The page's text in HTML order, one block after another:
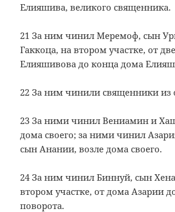
Елияшива, великого священника.
21 За ним чинил Меремоф, сын
Гаккоца, на втором участке, от
Елияшивова до конца дома
22 За ним чинили священники из
23 За ними чинил Вениамин и
дома своего; за ними чинил
сын Анании, возле дома своего.
24 За ним чинил Биннуй, сын
втором участке, от дома Азарии
поворота.